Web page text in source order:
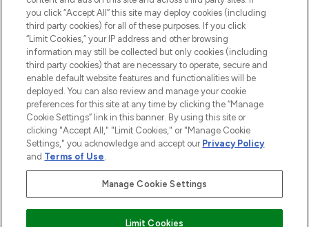
AIDE ET INFORMATIONS
INFORMATIONS GÉNÉRALES
À PROPOS DE LOOKFANTASTIC
Payer en toute sécurité avec
you click “Accept All” this site may deploy cookies (including
third party cookies) for all of these purposes. If you click
“Limit Cookies,” your IP address and other browsing
information may still be collected but only cookies (including
third party cookies) that are necessary to operate, secure and
enable default website features and functionalities will be
deployed. You can also review and manage your cookie
preferences for this site at any time by clicking the “Manage
Cookie Settings” link in this banner. By using this site or
clicking "Accept All," "Limit Cookies," or "Manage Cookie
Settings," you acknowledge and accept our Privacy Policy
and Terms of Use.
Manage Cookie Settings
Limit Cookies